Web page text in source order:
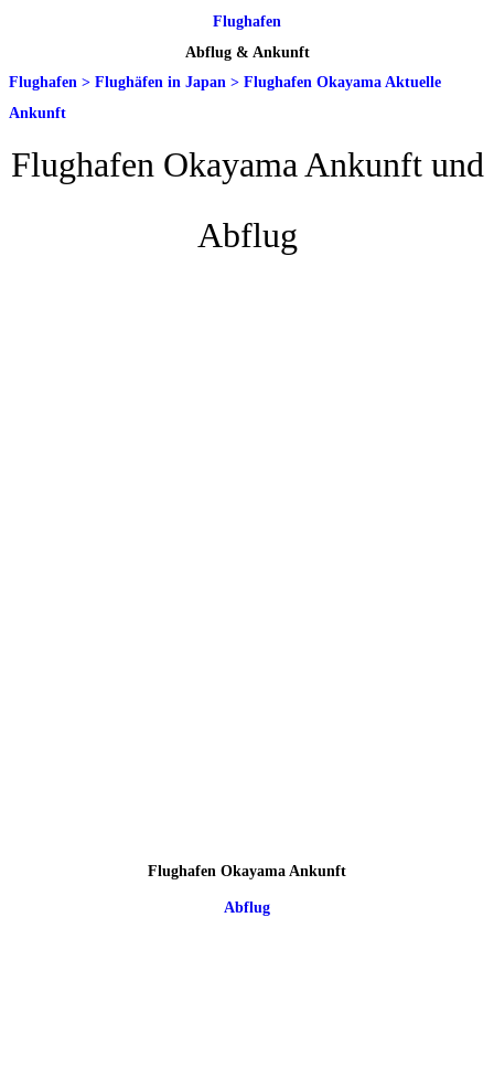
Flughafen
Abflug & Ankunft
Flughafen > Flughäfen in Japan > Flughafen Okayama Aktuelle
Ankunft
Flughafen Okayama Ankunft und
Abflug
Flughafen Okayama Ankunft
Abflug